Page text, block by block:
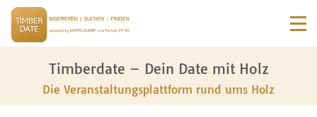
Timberdate – Dein Date mit Holz
Die Veranstaltungsplattform rund ums Holz